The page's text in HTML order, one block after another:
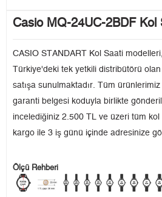
Casio MQ-24UC-2BDF Kol
CASIO STANDART Kol Saati
Türkiye'deki tek yetkili distribütörü
satışa sunulmaktadır. Tüm
garanti belgesi koduyla birlikte
incelediğiniz 2.500 TL ve üzeri tüm
kargo ile 3 iş günü içinde adresinize
Ölçü Rehberi